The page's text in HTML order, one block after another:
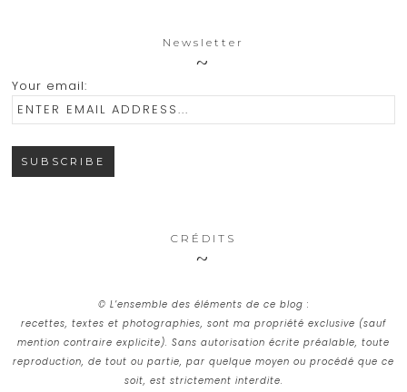
Newsletter
Your email:
CRÉDITS
© L’ensemble des éléments de ce blog :
recettes, textes et photographies, sont ma propriété exclusive (sauf
mention contraire explicite). Sans autorisation écrite préalable, toute
reproduction, de tout ou partie, par quelque moyen ou procédé que ce
soit, est strictement interdite.